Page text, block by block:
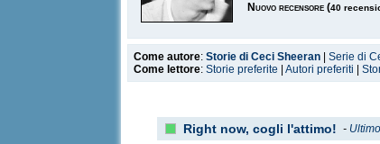
Nuovo recensore (40
Come autore:Storie di Ceci Sheeran |Serie di
Come lettore:Storie preferite |Autori preferiti |
Right now, cogli l'attimo! -